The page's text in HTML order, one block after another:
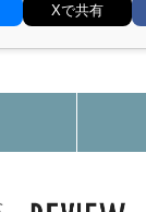
Xで共有